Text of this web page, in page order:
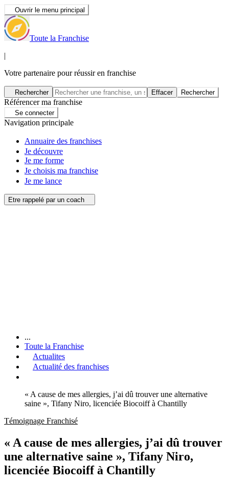
Ouvrir le menu principal
Toute la Franchise
|
Votre partenaire pour réussir en franchise
Rechercher Effacer Rechercher
Référencer ma franchise
Se connecter
Navigation principale
Annuaire des franchises
Je découvre
Je me forme
Je choisis ma franchise
Je me lance
Etre rappelé par un coach
...
Toute la Franchise
Actualites
Actualité des franchises
« A cause de mes allergies, j’ai dû trouver une alternative
saine », Tifany Niro, licenciée Biocoiff à Chantilly
Témoignage Franchisé
« A cause de mes allergies, j’ai dû trouver
une alternative saine », Tifany Niro,
licenciée Biocoiff à Chantilly